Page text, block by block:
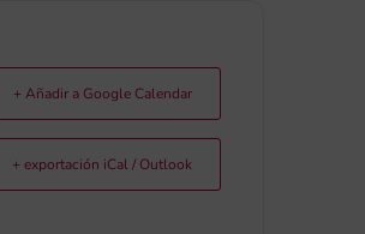
+ Añadir a Google Calendar
+ exportación iCal / Outlook